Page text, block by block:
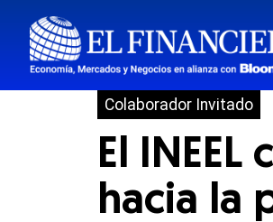
Colaborador Invitado
El
hacia la